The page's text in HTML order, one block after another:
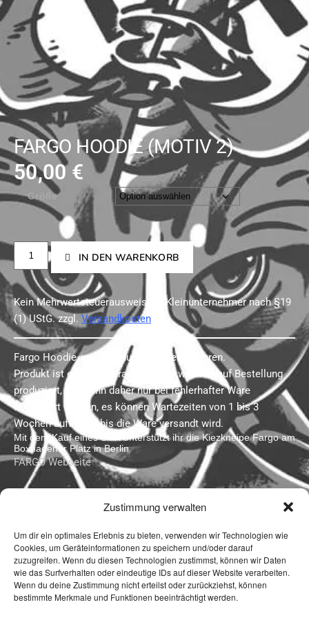
Zustimmung verwalten
Um dir ein optimales Erlebnis zu bieten, verwenden wir Technologien wie
Cookies, um Geräteinformationen zu speichern und/oder darauf
zuzugreifen. Wenn du diesen Technologien zustimmst, können wir Daten
wie das Surfverhalten oder eindeutige IDs auf dieser Website verarbeiten.
Wenn du deine Zustimmung nicht erteilst oder zurückziehst, können
bestimmte Merkmale und Funktionen beeinträchtigt werden.
FARGO HOODIE (MOTIV 2)
50,00€
Größe
IN DEN WARENKORB
Kein Mehrwertsteuerausweis, da Kleinunternehmer nach §19
(1) UStG. zzgl. Versandkosten
Fargo Hoodie, veredelt durch Plotterverfahren.
Produkt ist eine Sonderanfertigung, wird nur auf Bestellung
produziert, und kann daher nur bei fehlerhafter Ware
reklamiert werden, es können Wartezeiten von 1 bis 3
Wochen auftreten, bis die Ware versandt wird.
Mit dem Kauf eines Shirt unterstützt ihr die Kiezkneipe Fargo am
Boxhagener Platz in Berlin
FARGO Webseite
ImpressumDatenschutzerklärung